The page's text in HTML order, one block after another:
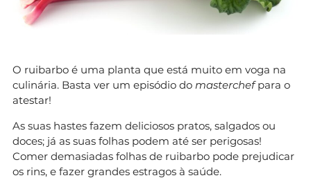
O ruibarbo é uma planta que está muito em voga na
culinária. Basta ver um episódio do masterchefpara o
atestar!
As suas hastes fazem deliciosos pratos, salgados ou
doces; já as suas folhas podem até ser perigosas!
Comer demasiadas folhas de ruibarbo pode prejudicar
os rins, e fazer grandes estragos à saúde.